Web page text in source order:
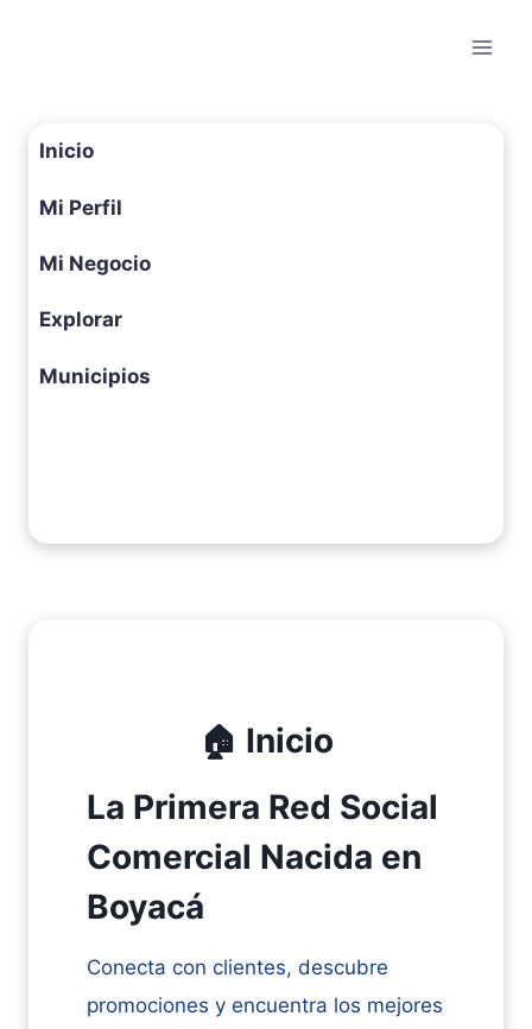
Inicio
Mi Perfil
Mi Negocio
Explorar
Municipios
🏠 Inicio
La Primera Red Social
Comercial Nacida en
Boyacá
Conecta con clientes, descubre
promociones y encuentra los mejores